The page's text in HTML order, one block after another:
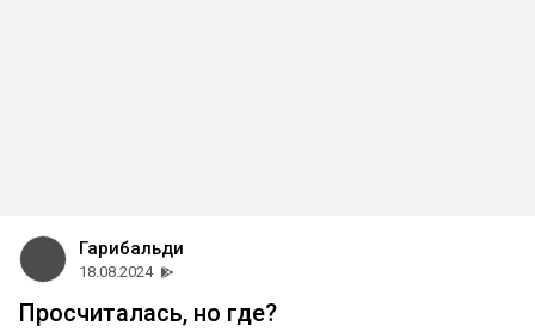
Гарибальди
18.08.2024
Просчиталась, но где?